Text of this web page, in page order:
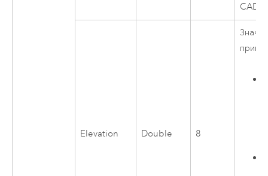
CAD
Elevation Double 8